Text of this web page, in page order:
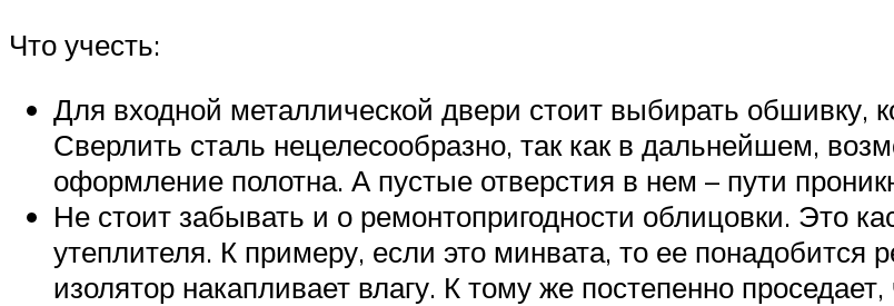
Что учесть:
Для входной металлической двери стоит выбирать обшивку,
Сверлить сталь нецелесообразно, так как в дальнейшем,
оформление полотна. А пустые отверстия в нем – пути
Не стоит забывать и о ремонтопригодности облицовки. Это
утеплителя. К примеру, если это минвата, то ее понадобится
изолятор накапливает влагу. К тому же постепенно